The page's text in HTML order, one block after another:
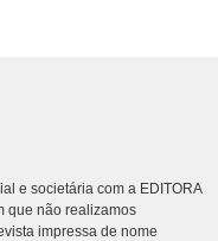
e societária com a EDITORA
que não realizamos
impressa de nome